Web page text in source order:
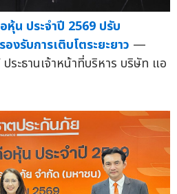
น ประจำปี 2569 ปรับ
งรับการเติบโตระยะยาว —
ะธานเจ้าหน้าที่บริหาร บริษัท แอ